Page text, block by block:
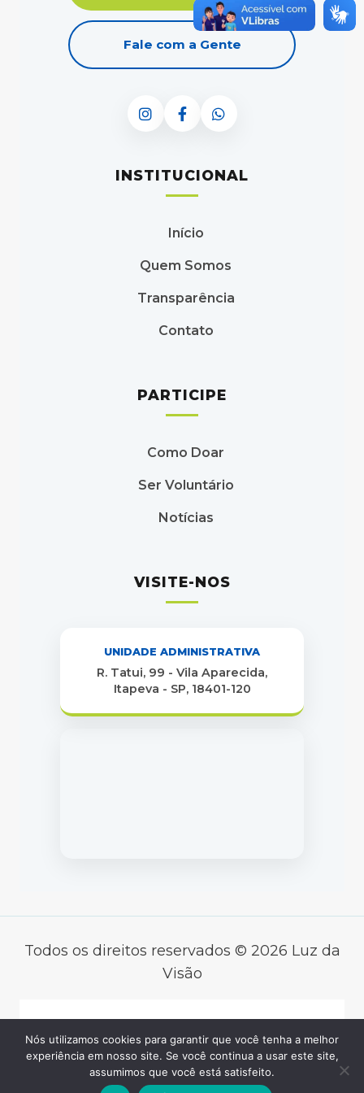
Fale com a Gente
INSTITUCIONAL
Início
Quem Somos
Transparência
Contato
PARTICIPE
Como Doar
Ser Voluntário
Notícias
VISITE-NOS
UNIDADE ADMINISTRATIVA
R. Tatui, 99 - Vila Aparecida,
Itapeva - SP, 18401-120
Todos os direitos reservados © 2026 Luz da
Visão
Desenvolvido por
GERMINAR
TECNOLOGIA SOCIAL
Nós utilizamos cookies para garantir que você tenha a melhor
experiência em nosso site. Se você continua a usar este site,
assumimos que você está satisfeito.